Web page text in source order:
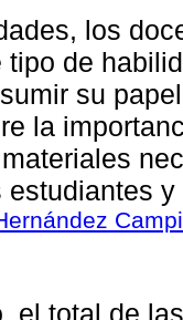
los
tipo de
su
la
estudiantes
el total de